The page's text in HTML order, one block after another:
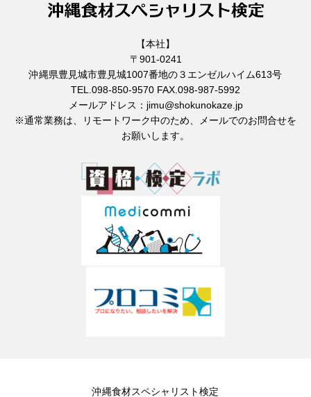
【本社】
〒901-0241
沖縄県豊見城市豊見城1007番地の３エンゼルハイム613号
TEL.098-850-9570 FAX.098-987-5992
メールアドレス：jimu@shokunokaze.jp
※通常業務は、リモートワーク中のため、メールでのお問合せを
お願いします。
沖縄食材スペシャリスト検定